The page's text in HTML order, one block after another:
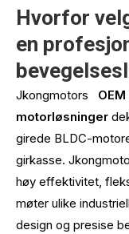
Hvorfor
en
Jkongmotors
motorløsninger
girede BLDC-
girkasse.
høy effektivitet,
møter ulike
design og presise